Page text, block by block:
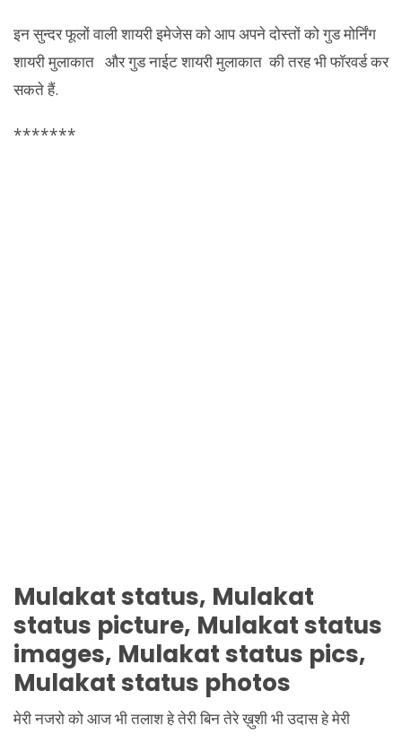
इन सुन्दर फूलों वाली शायरी इमेजेस को आप अपने दोस्तों को गुड मोर्निंग
शायरी मुलाकात और गुड नाईट शायरी मुलाकात की तरह भी फॉरवर्ड कर
सकते हैं.
*******
Mulakat status, Mulakat
status picture, Mulakat status
images, Mulakat status pics,
Mulakat status photos
मेरी नजरो को आज भी तलाश हे तेरी बिन तेरे ख़ुशी भी उदास हे मेरी